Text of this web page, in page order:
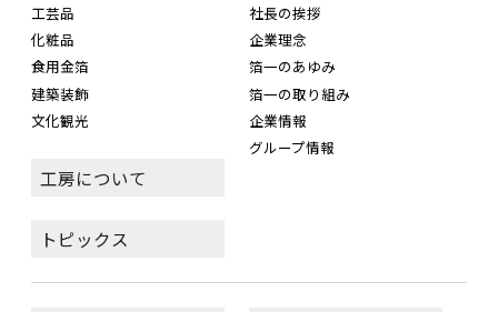
工芸品
化粧品
食用金箔
建築装飾
文化観光
工房について
トピックス
社長の挨拶
企業理念
箔一のあゆみ
箔一の取り組み
企業情報
グループ情報